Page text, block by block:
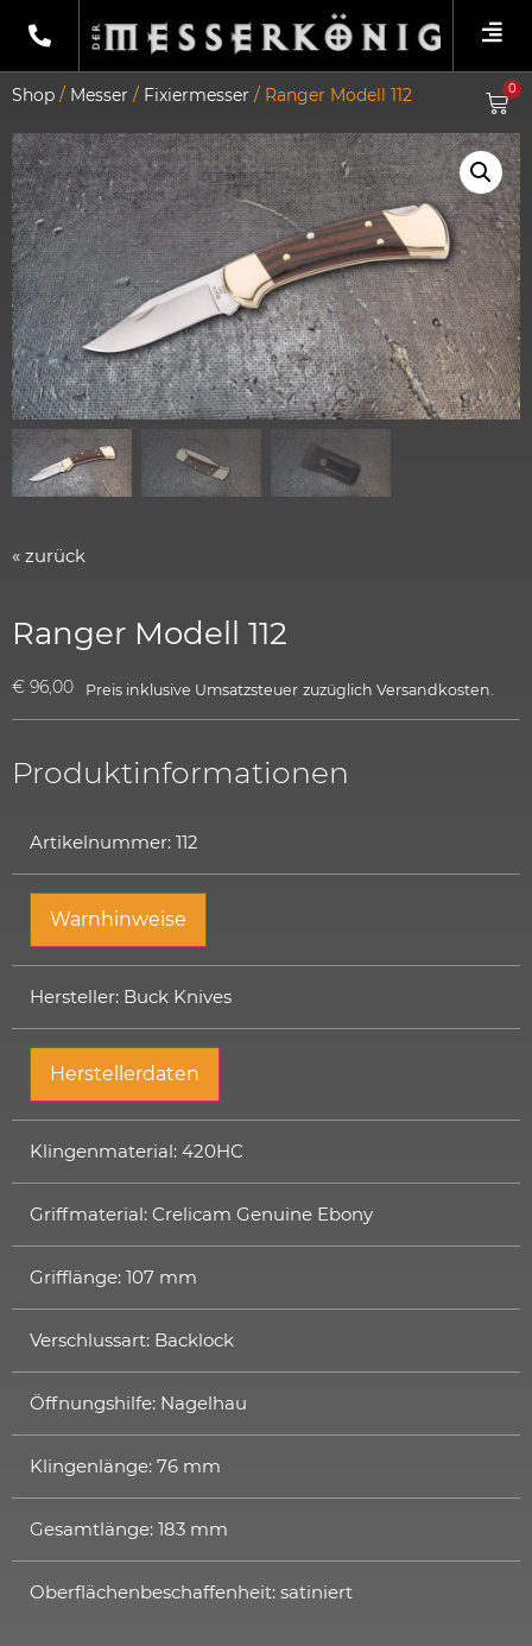
0
Shop / Messer / Fixiermesser / Ranger Modell 112
« zurück
Ranger Modell 112
€ 96,00 Preis inklusive Umsatzsteuer zuzüglich Versandkosten.
Produktinformationen
Artikelnummer: 112
Warnhinweise
Hersteller: Buck Knives
Herstellerdaten
Klingenmaterial: 420HC
Griffmaterial: Crelicam Genuine Ebony
Grifflänge: 107 mm
Verschlussart: Backlock
Öffnungshilfe: Nagelhau
Klingenlänge: 76 mm
Gesamtlänge: 183 mm
Oberflächenbeschaffenheit: satiniert